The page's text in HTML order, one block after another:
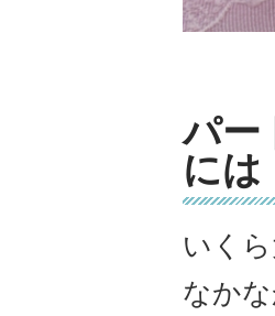
パー
には
いく
なか